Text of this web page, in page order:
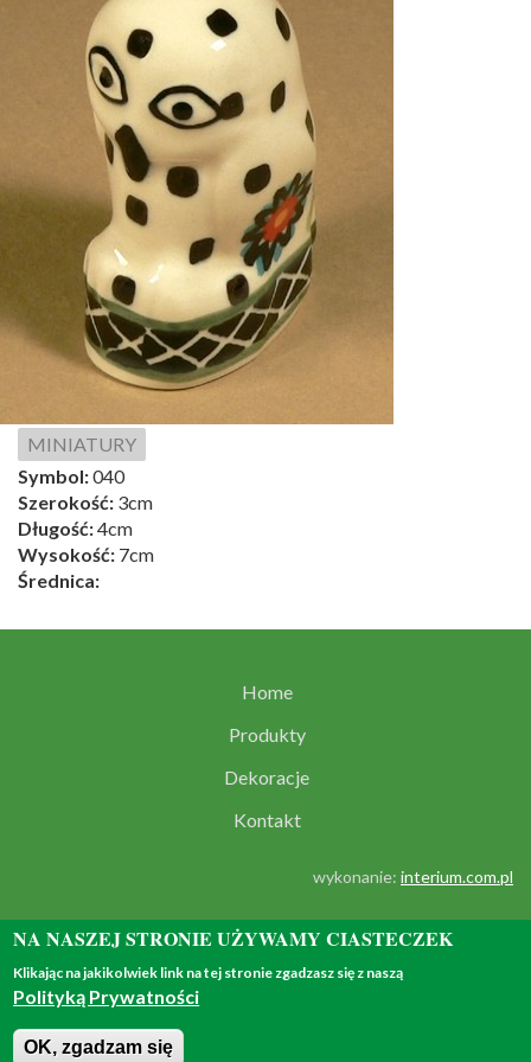
MINIATURY
Symbol:040
Szerokość: 3cm
Długość:4cm
Wysokość: 7cm
Średnica:
Home
Produkty
Dekoracje
Kontakt
wykonanie: interium.com.pl
© 2018 - all rights reserved
NA NASZEJ STRONIE UŻYWAMY CIASTECZEK
Klikając na jakikolwiek link na tej stronie zgadzasz się z naszą
Polityką Prywatności
OK, zgadzam się